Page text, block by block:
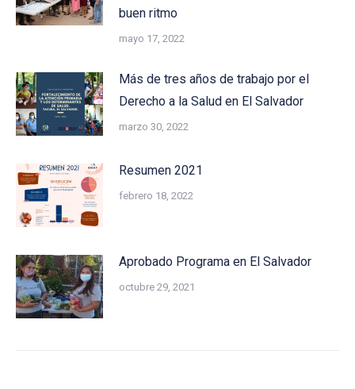
buen ritmo
mayo 17, 2022
Más de tres años de trabajo por el
Derecho a la Salud en El Salvador
marzo 30, 2022
Resumen 2021
febrero 18, 2022
Aprobado Programa en El Salvador
octubre 29, 2021